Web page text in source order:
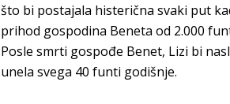
što bi postajala histerična svaki put
prihod gospodina Beneta od 2.000
Posle smrti gospođe Benet, Lizi bi
unela svega 40 funti godišnje.